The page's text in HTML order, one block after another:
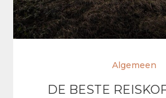
Algemeen
DE BESTE